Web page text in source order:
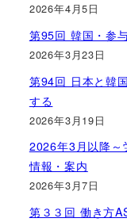
2026年4月5日
第95回 韓国・参
2026年3月23日
第94回 日本と韓
する
2026年3月19日
2026年3月以降～
情報・案内
2026年3月7日
第３３回 働き方